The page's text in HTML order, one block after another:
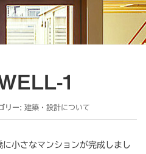
1
リー: 建築・設計について
小さなマンションが完成しまし